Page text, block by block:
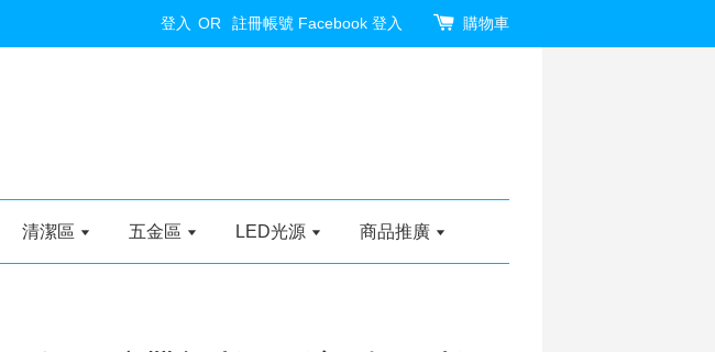
登入 OR 註冊帳號 Facebook 登入 購物車
清潔區 五金區 LED光源 商品推廣